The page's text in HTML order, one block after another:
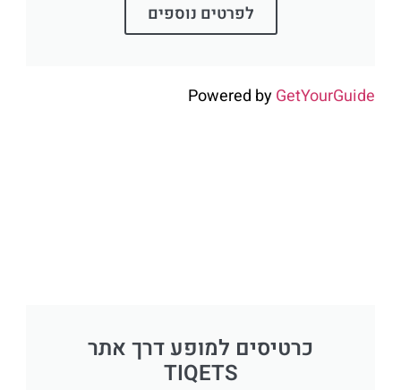
לפרטים נוספים
Powered byGetYourGuide
כרטיסים למופע דרך אתר
TIQETS